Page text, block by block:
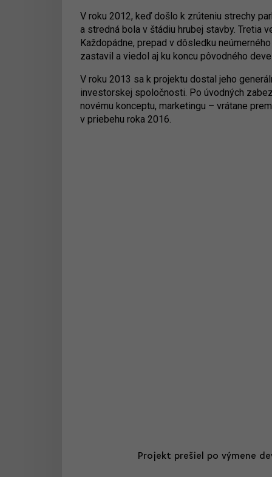
V roku 2012, keď došlo k zrúteniu strechy
a stredná bola v štádiu hrubej stavby. Tretia
Každopádne, prepad v dôsledku
zastavil a viedol aj ku koncu pôvodného
V roku 2013 sa k projektu dostal jeho
investorskej spoločnosti. Po úvodných
novému konceptu, marketingu – vrátane
v priebehu roka 2016.
Projekt prešiel po výmene